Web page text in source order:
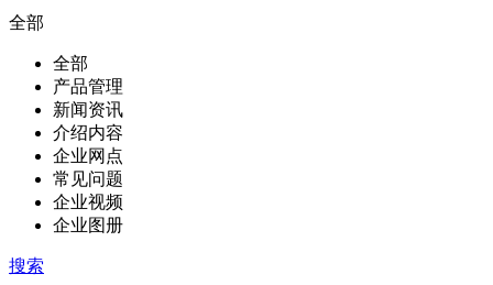
全部
全部
产品管理
新闻资讯
介绍内容
企业网点
常见问题
企业视频
企业图册
搜索